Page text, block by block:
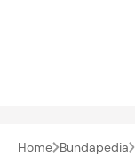
Home Bundapedia